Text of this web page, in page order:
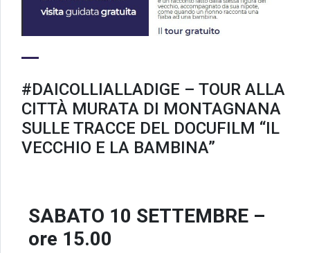
#DAICOLLIALLADIGE – TOUR ALLA
CITTÀ MURATA DI MONTAGNANA
SULLE TRACCE DEL DOCUFILM “IL
VECCHIO E LA BAMBINA”
SABATO 10 SETTEMBRE –
ore 15.00